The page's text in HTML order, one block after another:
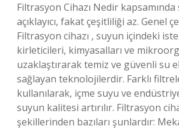
Filtrasyon Cihazı Nedir
açıklayıcı, fakat çeşitliliği az. Genel
Filtrasyon cihazı , suyun içindeki
kirleticileri, kimyasalları ve
uzaklaştırarak temiz ve güvenli su
sağlayan teknolojilerdir. Farklı
kullanılarak, içme suyu ve
suyun kalitesi artırılır. Filtrasyon
şekillerinden bazıları şunlardır: